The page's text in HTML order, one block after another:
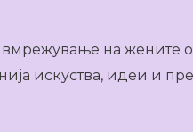
вмрежување на жените
искуства, идеи и